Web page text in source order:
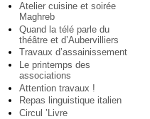
Atelier cuisine et soirée
Maghreb
Quand la télé parle du
théâtre et d’Aubervilliers
Travaux d’assainissement
Le printemps des
associations
Attention travaux !
Repas linguistique italien
Circul ’Livre